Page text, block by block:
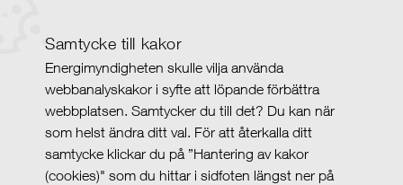
Samtycke till kakor
Energimyndigheten skulle vilja använda
webbanalyskakor i syfte att löpande förbättra
webbplatsen. Samtycker du till det? Du kan när
som helst ändra ditt val. För att återkalla ditt
samtycke klickar du på ”Hantering av kakor
(cookies)" som du hittar i sidfoten längst ner på